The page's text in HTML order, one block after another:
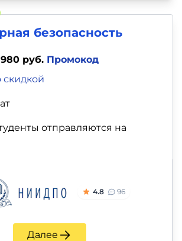
безопасность
руб. Промокод
скидкой
отправляются на
4.8 96
Далее